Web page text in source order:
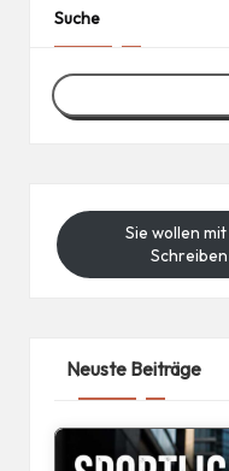
Suche
Sie wollen
Neuste Beiträge